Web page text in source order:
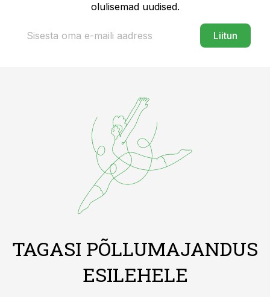
olulisemad uudised.
Liitun
TAGASI PÕLLUMAJANDUS
ESILEHELE